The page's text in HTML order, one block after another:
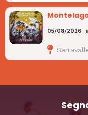
05/08/2026